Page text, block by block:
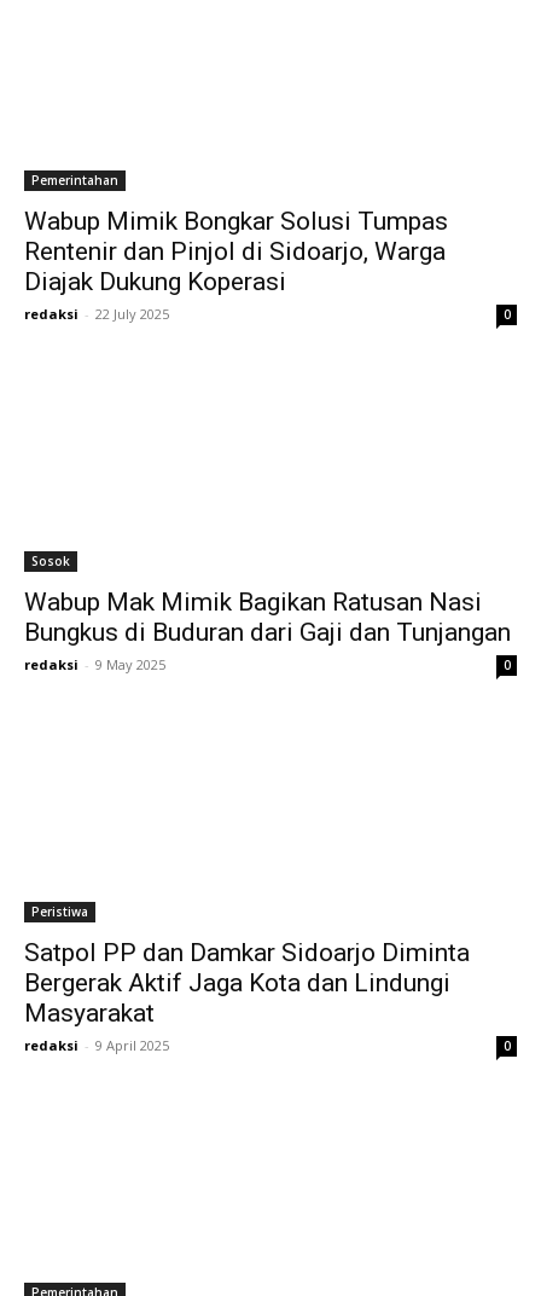
Pemerintahan
Wabup Mimik Bongkar Solusi Tumpas
Rentenir dan Pinjol di Sidoarjo, Warga
Diajak Dukung Koperasi
redaksi - 22 July 2025 0
Sosok
Wabup Mak Mimik Bagikan Ratusan Nasi
Bungkus di Buduran dari Gaji dan Tunjangan
redaksi - 9 May 2025 0
Peristiwa
Satpol PP dan Damkar Sidoarjo Diminta
Bergerak Aktif Jaga Kota dan Lindungi
Masyarakat
redaksi - 9 April 2025 0
Pemerintahan